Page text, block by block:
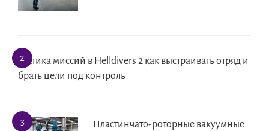
Тактика миссий в Helldivers 2 как выстраивать отряд и
брать цели под контроль
Пластинчато-роторные вакуумные